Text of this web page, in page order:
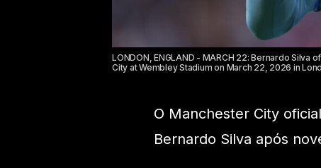
LONDON, ENGLAND - MARCH 22: Bernardo
City at Wembley Stadium on March 22, 2026 in
O Manchester City
Bernardo Silva após